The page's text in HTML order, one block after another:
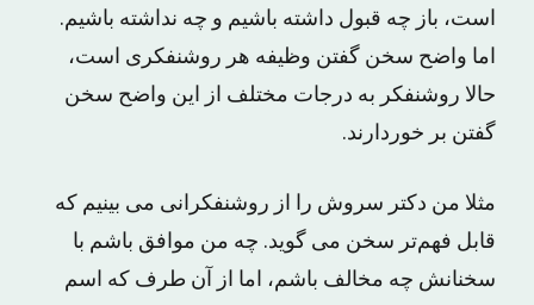
است، باز چه قبول داشته باشیم و چه نداشته باشیم.
اما واضح سخن گفتن وظیفه‌ هر روشنفکری است،
حالا روشنفکر به درجات مختلف از این واضح سخن
گفتن بر خوردارند.
مثلا من دکتر سروش را از روشنفکرانی می بینیم که
قابل فهم‌تر سخن می گوید. چه من موافق باشم با
سخنانش چه مخالف باشم، اما از آن طرف که اسم